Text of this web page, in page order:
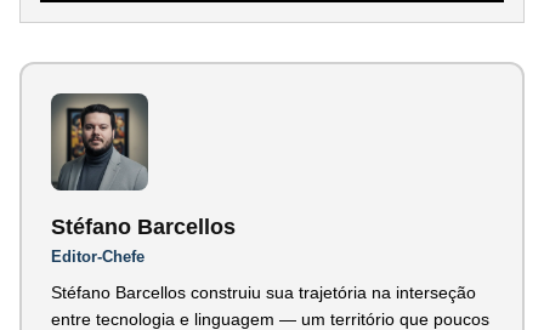
Stéfano Barcellos
Editor-Chefe
Stéfano Barcellos construiu sua trajetória na interseção
entre tecnologia e linguagem — um território que poucos